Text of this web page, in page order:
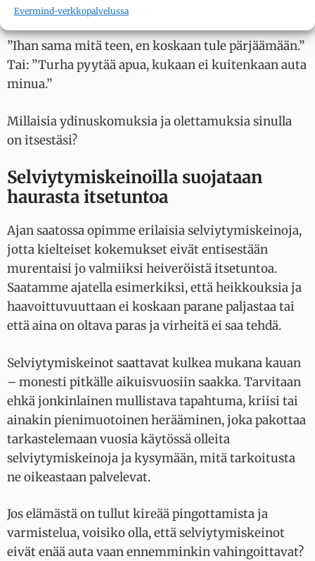
Evermind-verkkopalvelussa
olettamuksia siitä, mitä elämässä tapahtuu:
”Ihan sama mitä teen, en koskaan tule pärjäämään.”
Tai: ”Turha pyytää apua, kukaan ei kuitenkaan auta
minua.”
Millaisia ydinuskomuksia ja olettamuksia sinulla
on itsestäsi?
Selviytymiskeinoilla suojataan
haurasta itsetuntoa
Ajan saatossa opimme erilaisia selviytymiskeinoja,
jotta kielteiset kokemukset eivät entisestään
murentaisi jo valmiiksi heiveröistä itsetuntoa.
Saatamme ajatella esimerkiksi, että heikkouksia ja
haavoittuvuuttaan ei koskaan parane paljastaa tai
että aina on oltava paras ja virheitä ei saa tehdä.
Selviytymiskeinot saattavat kulkea mukana kauan
– monesti pitkälle aikuisvuosiin saakka. Tarvitaan
ehkä jonkinlainen mullistava tapahtuma, kriisi tai
ainakin pienimuotoinen herääminen, joka pakottaa
tarkastelemaan vuosia käytössä olleita
selviytymiskeinoja ja kysymään, mitä tarkoitusta
ne oikeastaan palvelevat.
Jos elämästä on tullut kireää pingottamista ja
varmistelua, voisiko olla, että selviytymiskeinot
eivät enää auta vaan ennemminkin vahingoittavat?